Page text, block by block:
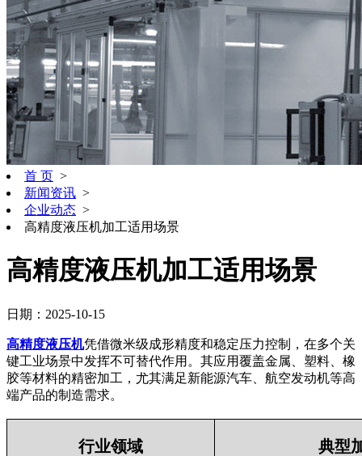
首 页 >
新闻资讯 >
企业动态 >
高精度液压机加工适用场景
高精度液压机加工适用场景
日期：2025-10-15
高精度液压机凭借微米级成形精度和稳定压力控制，在多个关
键工业场景中发挥不可替代作用。其应用覆盖金属、塑料、橡
胶等材料的精密加工，尤其满足新能源汽车、航空发动机等高
端产品的制造需求。
行业领域 典型